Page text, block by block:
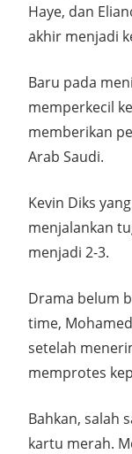
Haye, dan
akhir menjadi
Baru pada
memperkecil
memberikan
Arab Saudi.
Kevin Diks
menjalankan
menjadi 2-3.
Drama belum
time,
setelah
memprotes
Bahkan, salah
kartu merah.